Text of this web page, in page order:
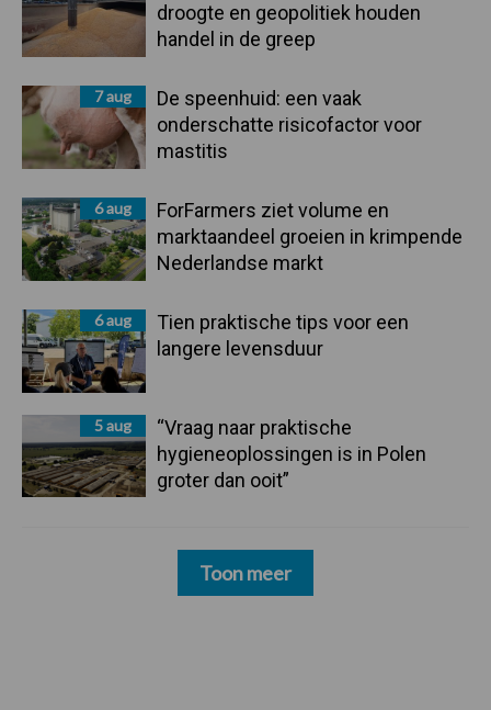
droogte en geopolitiek houden
handel in de greep
7 aug
De speenhuid: een vaak
onderschatte risicofactor voor
mastitis
6 aug
ForFarmers ziet volume en
marktaandeel groeien in krimpende
Nederlandse markt
6 aug
Tien praktische tips voor een
langere levensduur
5 aug
“Vraag naar praktische
hygieneoplossingen is in Polen
groter dan ooit”
Toon meer